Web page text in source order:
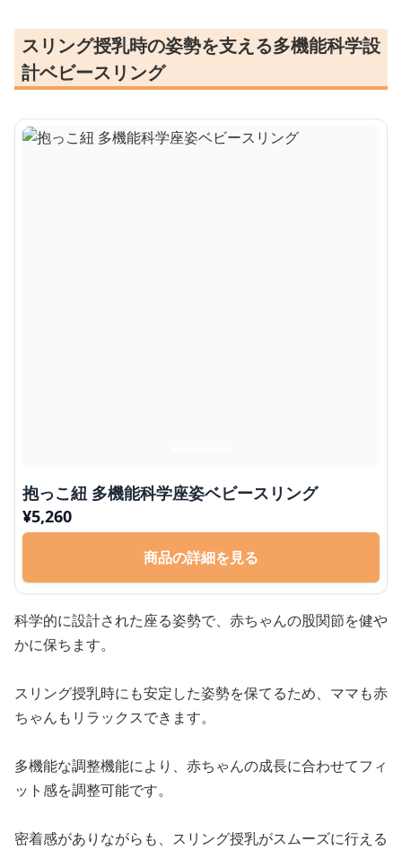
スリング授乳時の姿勢を支える多機能科学設
計ベビースリング
抱っこ紐 多機能科学座姿ベビースリング
¥5,260
商品の詳細を見る
科学的に設計された座る姿勢で、赤ちゃんの股関節を健や
かに保ちます。
スリング授乳時にも安定した姿勢を保てるため、ママも赤
ちゃんもリラックスできます。
多機能な調整機能により、赤ちゃんの成長に合わせてフィ
ット感を調整可能です。
密着感がありながらも、スリング授乳がスムーズに行える